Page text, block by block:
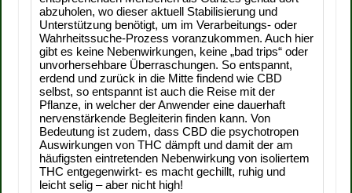
abzuholen, wo dieser aktuell Stabilisierung und
Unterstützung benötigt, um im Verarbeitungs- oder
Wahrheitssuche-Prozess voranzukommen. Auch hier
gibt es keine Nebenwirkungen, keine „bad trips“ oder
unvorhersehbare Überraschungen. So entspannt,
erdend und zurück in die Mitte findend wie CBD
selbst, so entspannt ist auch die Reise mit der
Pflanze, in welcher der Anwender eine dauerhaft
nervenstärkende Begleiterin finden kann. Von
Bedeutung ist zudem, dass CBD die psychotropen
Auswirkungen von THC dämpft und damit der am
häufigsten eintretenden Nebenwirkung von isoliertem
THC entgegenwirkt- es macht gechillt, ruhig und
leicht selig – aber nicht high!